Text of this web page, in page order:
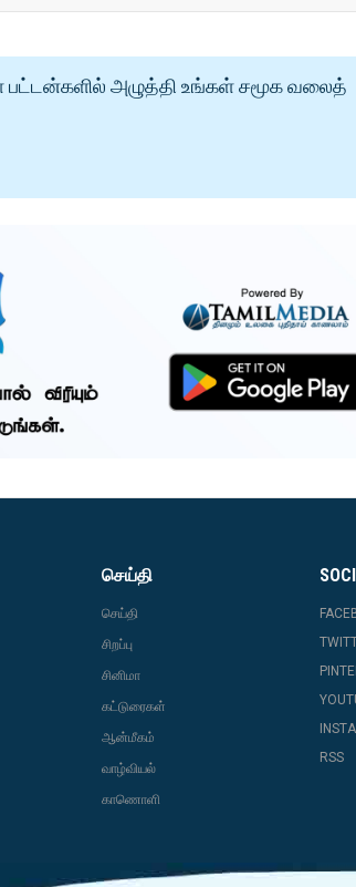
பட்டன்களில் அழுத்தி உங்கள் சமூக வலைத்
செய்தி
செய்தி
சிறப்பு
சினிமா
கட்டுரைகள்
ஆன்மீகம்
வாழ்வியல்
காணொளி
RSS